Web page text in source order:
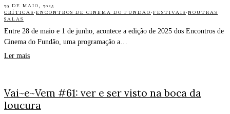
29 DE MAIO, 2025
CRÍTICAS·ENCONTROS DE CINEMA DO FUNDÃO·FESTIVAIS·NOUTRAS
SALAS
Entre 28 de maio e 1 de junho, acontece a edição de 2025 dos Encontros de
Cinema do Fundão, uma programação a…
Ler mais
Vai~e~Vem #61: ver e ser visto na boca da
loucura